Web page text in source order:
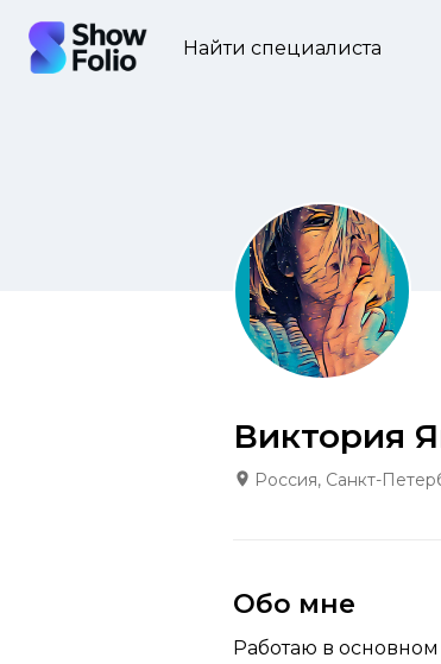
Найти специалиста
Виктория
Россия, Санкт-
Обо мне
Работаю в